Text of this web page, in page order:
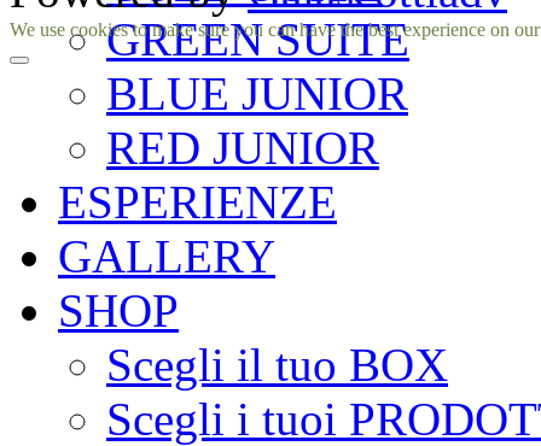
GREEN SUITE
BLUE JUNIOR
RED JUNIOR
ESPERIENZE
GALLERY
SHOP
Scegli il tuo BOX
Scegli i tuoi
Facebook
Instagram
We use cookies to make sure you can have the best experience on